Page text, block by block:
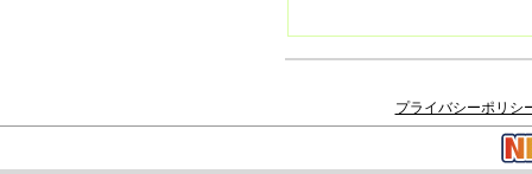
プライバシーポリシ